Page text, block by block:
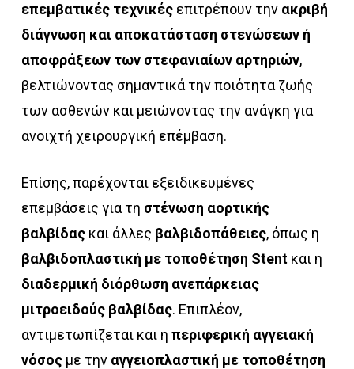
επεμβατικές τεχνικέςεπιτρέπουν την ακριβή
διάγνωση και αποκατάσταση στενώσεων ή
αποφράξεων των στεφανιαίων αρτηριών,
βελτιώνοντας σημαντικά την ποιότητα ζωής
των ασθενών και μειώνοντας την ανάγκη για
ανοιχτή χειρουργική επέμβαση.
Επίσης, παρέχονται εξειδικευμένες
επεμβάσεις για τη στένωση αορτικής
βαλβίδαςκαι άλλες βαλβιδοπάθειες, όπως η
βαλβιδοπλαστική με τοποθέτηση Stentκαι η
διαδερμική διόρθωση ανεπάρκειας
μιτροειδούς βαλβίδας. Επιπλέον,
αντιμετωπίζεται και η περιφερική αγγειακή
νόσοςμε την αγγειοπλαστική με τοποθέτηση